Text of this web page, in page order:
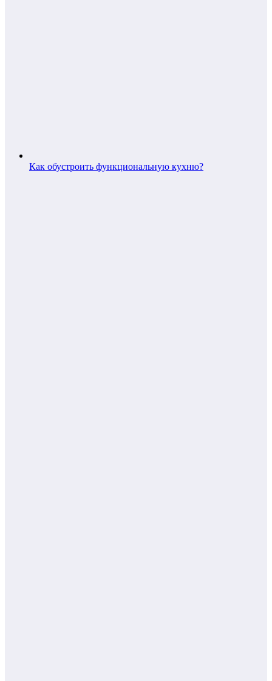
Как обустроить функциональную кухню?